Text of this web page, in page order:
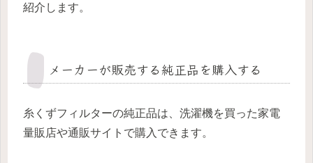
紹介します。
メーカーが販売する純正品を購入する
糸くずフィルターの純正品は、洗濯機を買った家電
量販店や通販サイトで購入できます。